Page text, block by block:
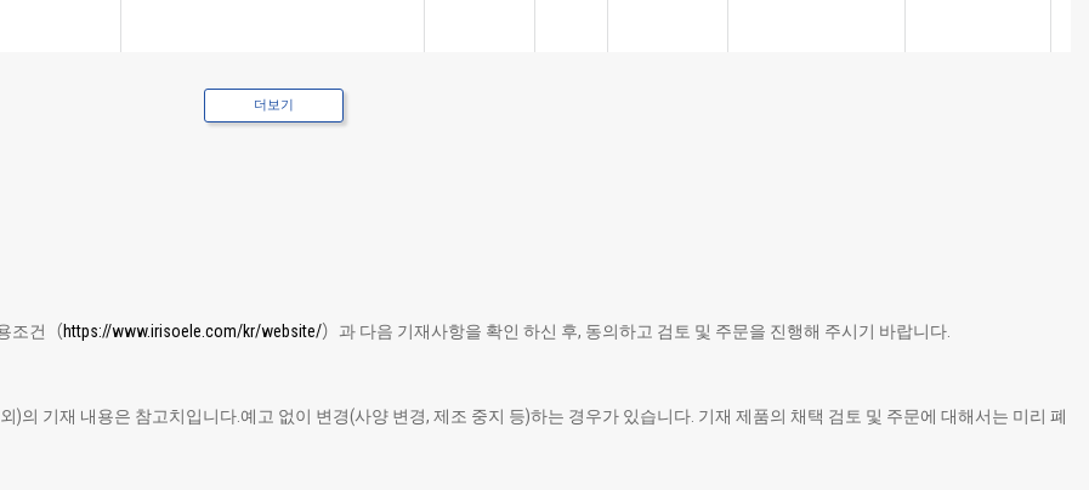
더보기
조건（https://www.irisoele.com/kr/website/）과 다음 기재사항을 확인 하신 후, 동의하고 검토 및 주문을 진행해 주시기 바랍니다.
)의 기재 내용은 참고치입니다.예고 없이 변경(사양 변경, 제조 중지 등)하는 경우가 있습니다. 기재 제품의 채택 검토 및 주문에 대해서는 미리 폐